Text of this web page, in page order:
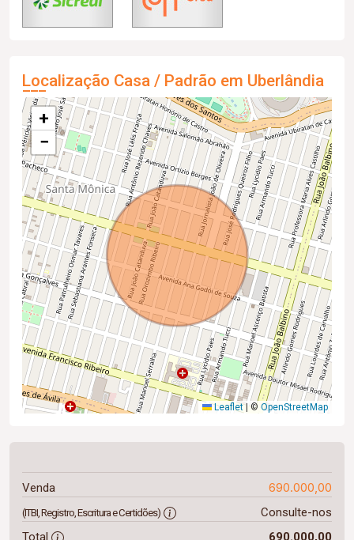
Localização Casa / Padrão em Uberlândia
+
−
Leaflet © OpenStreetMap
Venda 690.000,00
(ITBI, Registro, Escritura e Certidões)
Consulte-nos
Total
690.000,00